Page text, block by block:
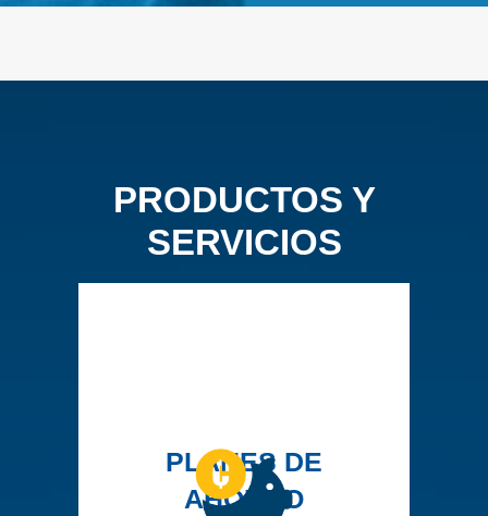
PRODUCTOS Y
SERVICIOS
PLANES DE
AHORRO